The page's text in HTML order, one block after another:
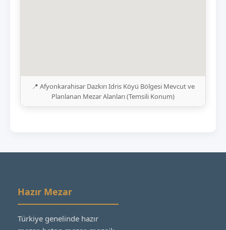
📍 Afyonkarahisar Dazkırı Idris Köyü Bölgesi Mevcut ve
Planlanan Mezar Alanları (Temsili Konum)
Hazır Mezar
Türkiye genelinde hazır